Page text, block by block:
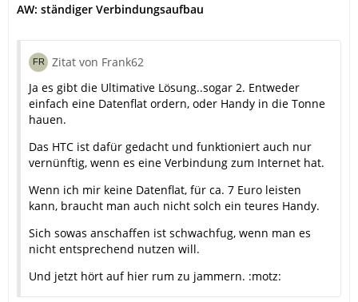
AW: ständiger Verbindungsaufbau
Zitat von Frank62
Ja es gibt die Ultimative Lösung..sogar 2. Entweder
einfach eine Datenflat ordern, oder Handy in die Tonne
hauen.
Das HTC ist dafür gedacht und funktioniert auch nur
vernünftig, wenn es eine Verbindung zum Internet hat.
Wenn ich mir keine Datenflat, für ca. 7 Euro leisten
kann, braucht man auch nicht solch ein teures Handy.
Sich sowas anschaffen ist schwachfug, wenn man es
nicht entsprechend nutzen will.
Und jetzt hört auf hier rum zu jammern. :motz: